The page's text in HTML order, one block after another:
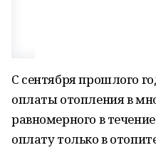
С сентября прошлого
оплаты отопления в
равномерного в
оплату только в